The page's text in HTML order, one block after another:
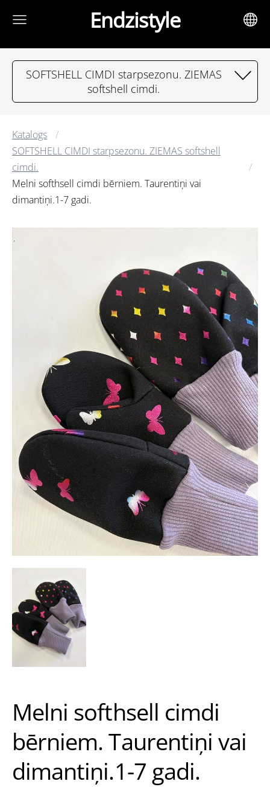
Endzistyle
SOFTSHELL CIMDI starpsezonu. ZIEMAS
softshell cimdi.
Katalogs
SOFTSHELL CIMDI starpsezonu. ZIEMAS softshell
cimdi.
Melni softhsell cimdi bērniem. Taurentiņi vai
dimantiņi.1-7 gadi.
Melni softhsell cimdi
bērniem. Taurentiņi vai
dimantiņi.1-7 gadi.